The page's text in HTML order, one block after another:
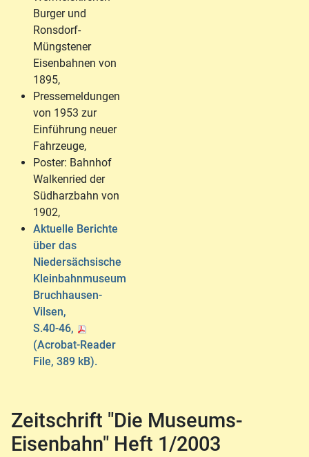
Burger und
Ronsdorf-
Müngstener
Eisenbahnen von
1895,
Pressemeldungen
von 1953 zur
Einführung neuer
Fahrzeuge,
Poster: Bahnhof
Walkenried der
Südharzbahn von
1902,
Aktuelle Berichte
über das
Niedersächsische
Kleinbahnmuseum
Bruchhausen-
Vilsen,
S.40-46,
(Acrobat-Reader
File, 389 kB).
Zeitschrift "Die Museums-
Eisenbahn" Heft 1/2003